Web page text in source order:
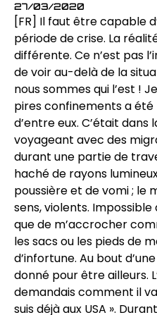
27/03/2020
[FR] Il faut être capable
période de crise. La
différente. Ce n’est pas
de voir au-delà de la
nous sommes qui l’est !
pires confinements a
d’entre eux. C’était dans
voyageant avec des
durant une partie de
haché de rayons
poussière et de vomi ; le
sens, violents.
que de m’accrocher
les sacs ou les pieds de
d’infortune. Au bout
donné pour être ailleurs.
demandais comment il
suis déjà aux USA ».